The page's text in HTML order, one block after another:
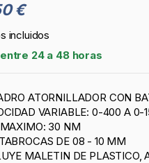
€
incluidos
24 a 48 horas
ATORNILLADOR CON
VARIABLE: 0-400 A 0-
30 NM
DE 08 - 10 MM
MALETIN DE PLASTICO,